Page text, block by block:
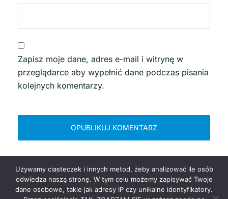
Zapisz moje dane, adres e-mail i witrynę w
przeglądarce aby wypełnić dane podczas pisania
kolejnych komentarzy.
Używamy ciasteczek i innych metod, żeby analizować ile osób
odwiedza naszą stronę. W tym celu możemy zapisywać Twoje
dane osobowe, takie jak adresy IP czy unikalne identyfikatory.